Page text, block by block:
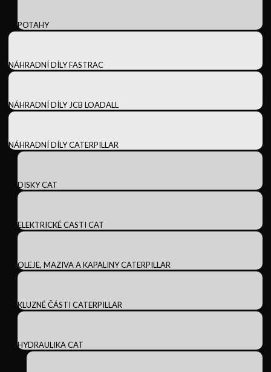
POTAHY
NÁHRADNÍ DÍLY FASTRAC
NÁHRADNÍ DÍLY JCB LOADALL
NÁHRADNÍ DÍLY CATERPILLAR
DISKY CAT
ELEKTRICKÉ CASTI CAT
OLEJE, MAZIVA A KAPALINY CATERPILLAR
KLUZNÉ ČÁSTI CATERPILLAR
HYDRAULIKA CAT